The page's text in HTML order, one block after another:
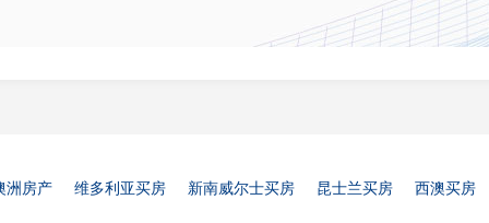
洲房产 维多利亚买房 新南威尔士买房 昆士兰买房 西澳买房